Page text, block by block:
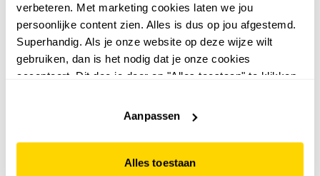
verbeteren. Met marketing cookies laten we jou
persoonlijke content zien. Alles is dus op jou afgestemd.
Superhandig. Als je onze website op deze wijze wilt
gebruiken, dan is het nodig dat je onze cookies
accepteert. Dit doe je door op "Alles toestaan" te klikken.
website niet optimaal functioneert.
Aanpassen
Alles toestaan